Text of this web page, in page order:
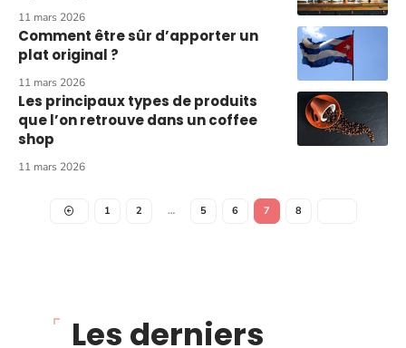
11 mars 2026
Comment être sûr d’apporter un
plat original ?
11 mars 2026
Les principaux types de produits
que l’on retrouve dans un coffee
shop
11 mars 2026
1 2 … 5 6 7 8
Les derniers